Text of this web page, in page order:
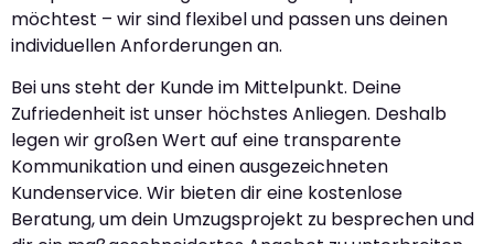
möchtest – wir sind flexibel und passen uns deinen
individuellen Anforderungen an.
Bei uns steht der Kunde im Mittelpunkt. Deine
Zufriedenheit ist unser höchstes Anliegen. Deshalb
legen wir großen Wert auf eine transparente
Kommunikation und einen ausgezeichneten
Kundenservice. Wir bieten dir eine kostenlose
Beratung, um dein Umzugsprojekt zu besprechen und